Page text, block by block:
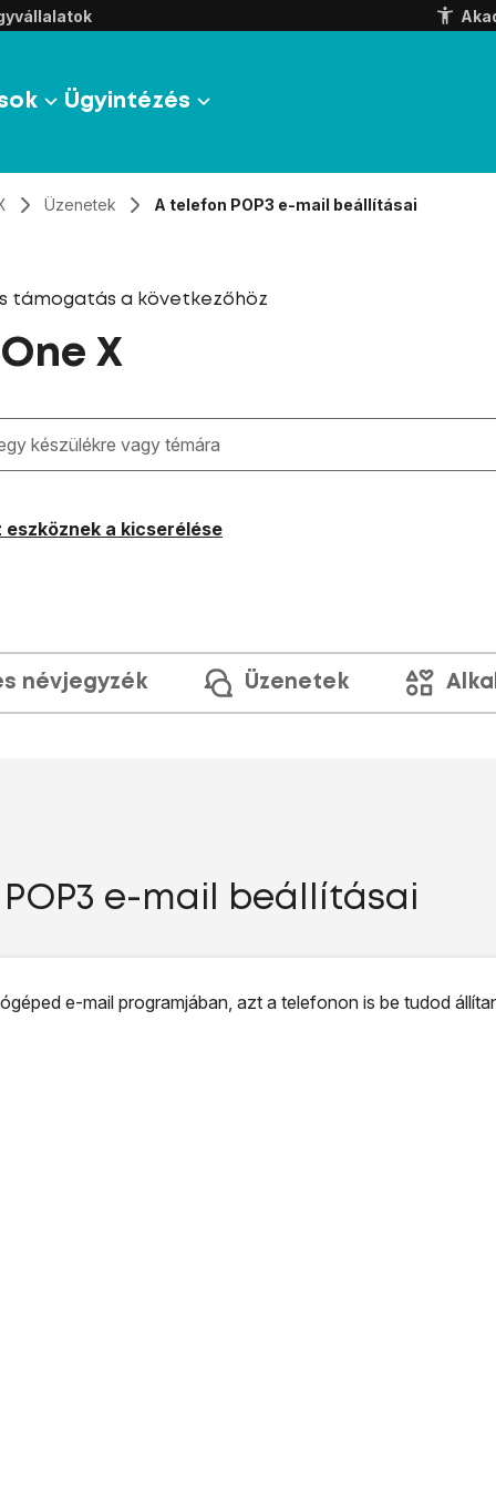
Ügyintézés
Üzenetek A telefon POP3 e-mail beállításai
támogatás a következőhöz
X
eszköznek a kicserélése
névjegyzék Üzenetek
POP3 e-mail beállításai
e-mail programjában, azt a telefonon is be tudod